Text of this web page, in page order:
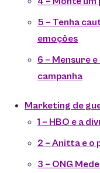
5 – Tenha
emoções
6 – Mensure
campanha
Marketing de
1 – HBO e a
2 – Anitta e o
3 – ONG